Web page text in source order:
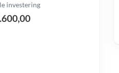
investering